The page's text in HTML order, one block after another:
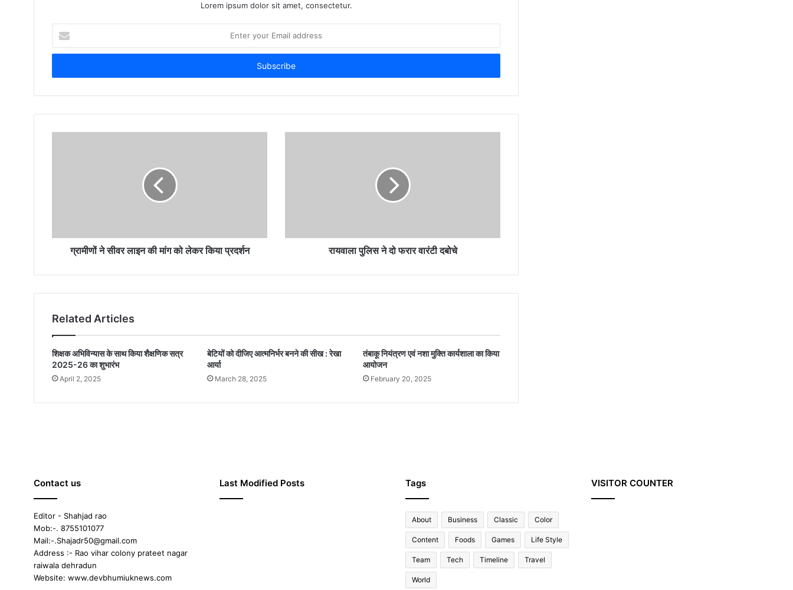
Lorem ipsum dolor sit amet, consectetur.
your
Email
ग्रामीणों ने सीवर लाइन की मांग को लेकर किया प्रदर्शन रायवाला पुलिस ने दो फरार वारंटी दबोचे
Related Articles
शिक्षक अभिविन्यास के साथ किया शैक्षणिक सत्र
2025-26 का शुभारंभ
April 2, 2025
बेटियों को दीजिए आत्मनिर्भर बनने की सीख : रेखा
आर्या
March 28, 2025
तंबाकू नियंत्रण एवं नशा मुक्ति कार्यशाला का किया
आयोजन
February 20, 2025
Contact us
Editor - Shahjad rao
Mob:-. 8755101077
Mail:-.Shajadr50@gmail.com
Address :- Rao vihar colony prateet nagar
raiwala dehradun
Website: www.devbhumiuknews.com
Last Modified Posts Tags
About Business Classic Color
Content Foods Games Life Style
Team Tech Timeline Travel
World
VISITOR COUNTER